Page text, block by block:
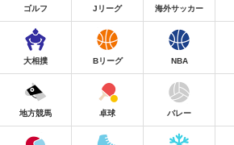
ゴルフ Jリーグ 海外サッカー
大相撲 Bリーグ NBA
地方競馬 卓球 バレー